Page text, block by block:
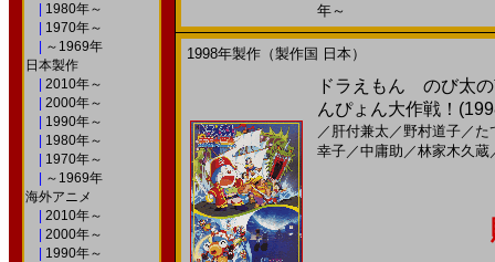
1980年～
1970年～
～1969年
日本製作
2010年～
2000年～
1990年～
1980年～
1970年～
～1969年
海外アニメ
2010年～
2000年～
1990年～
年～
1998年製作（製作国 日本）
ドラえもん のび太
んぴょん大作戦！
／ 肝付兼太 ／ 野村道子／ た
幸子／中庸助 ／林家木久蔵